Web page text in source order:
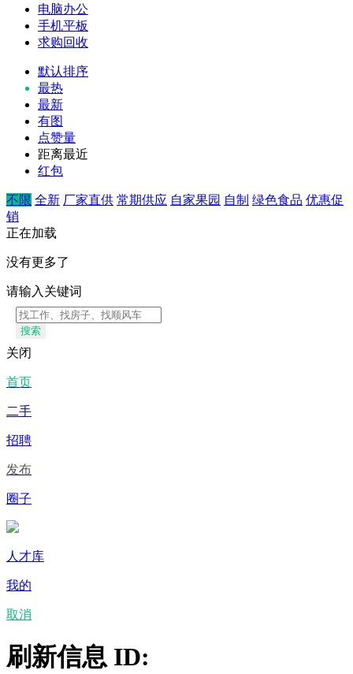
电脑办公
手机平板
求购回收
默认排序
最热
最新
有图
点赞量
距离最近
红包
不限 全新 厂家直供 常期供应 自家果园 自制 绿色食品 优惠促
销
正在加载
没有更多了
请输入关键词
搜索
关闭
首页
二手
招聘
发布
圈子
人才库
我的
取消
刷新信息 ID: